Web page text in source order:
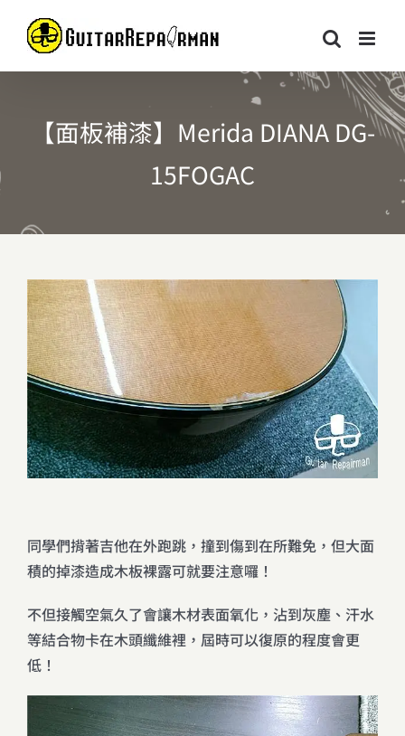
【面板補漆】Merida DIANA DG-
15FOGAC
同學們揹著吉他在外跑跳，撞到傷到在所難免，但大面
積的掉漆造成木板裸露可就要注意囉！
不但接觸空氣久了會讓木材表面氧化，沾到灰塵、汗水
等結合物卡在木頭纖維裡，屆時可以復原的程度會更
低！